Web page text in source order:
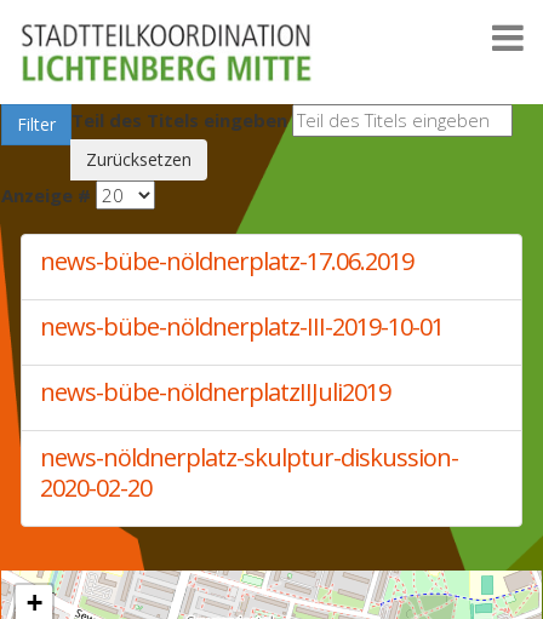
Teil des Titels eingeben
Filter
Zurücksetzen
Anzeige #
news-bübe-nöldnerplatz-17.06.2019
news-bübe-nöldnerplatz-III-2019-10-01
news-bübe-nöldnerplatzIIJuli2019
news-nöldnerplatz-skulptur-diskussion-
2020-02-20
+